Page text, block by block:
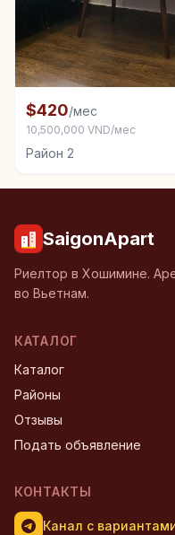
Квартира в аренду
$420/мес
10,500,000 VND/мес
Район 2
SaigonApart
Риелтор в Хошимине.
во Вьетнам.
КАТАЛОГ
Каталог
Районы
Отзывы
Подать объявление
КОНТАКТЫ
Канал с